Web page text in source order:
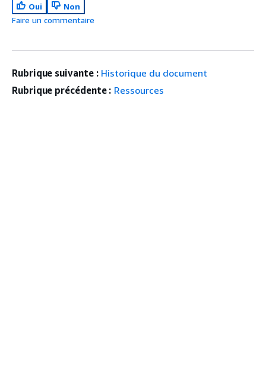
Oui
Non
Faire un commentaire
Rubrique suivante : Historique du document
Rubrique précédente : Ressources